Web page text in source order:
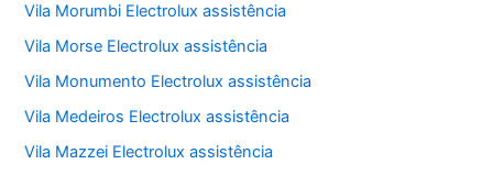
Vila Morumbi Electrolux assistência
Vila Morse Electrolux assistência
Vila Monumento Electrolux assistência
Vila Medeiros Electrolux assistência
Vila Mazzei Electrolux assistência